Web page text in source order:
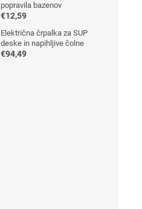
popravila bazenov
€12,59
Električna črpalka za SUP
deske in napihljive čolne
€94,49